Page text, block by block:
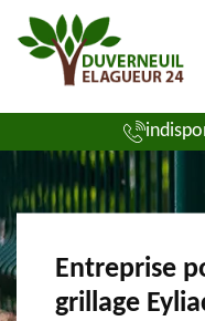
Entreprise
grillage